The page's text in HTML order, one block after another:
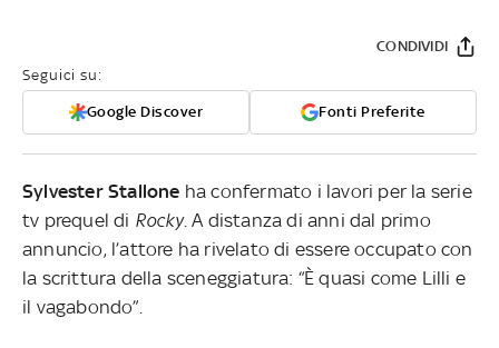
Seguici su:
Google Discover Fonti Preferite
CONDIVIDI
Sylvester Stallone ha confermato i lavori per la serie
tv prequel di Rocky. A distanza di anni dal primo
annuncio, l’attore ha rivelato di essere occupato con
la scrittura della sceneggiatura: “È quasi come Lilli e
il vagabondo”.